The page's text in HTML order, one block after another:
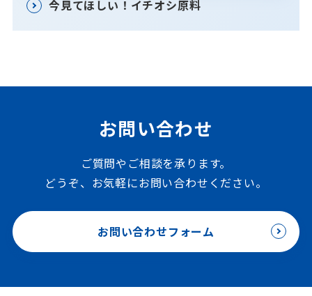
今見てほしい！イチオシ原料
お問い合わせ
ご質問やご相談を承ります。
どうぞ、お気軽にお問い合わせください。
お問い合わせフォーム